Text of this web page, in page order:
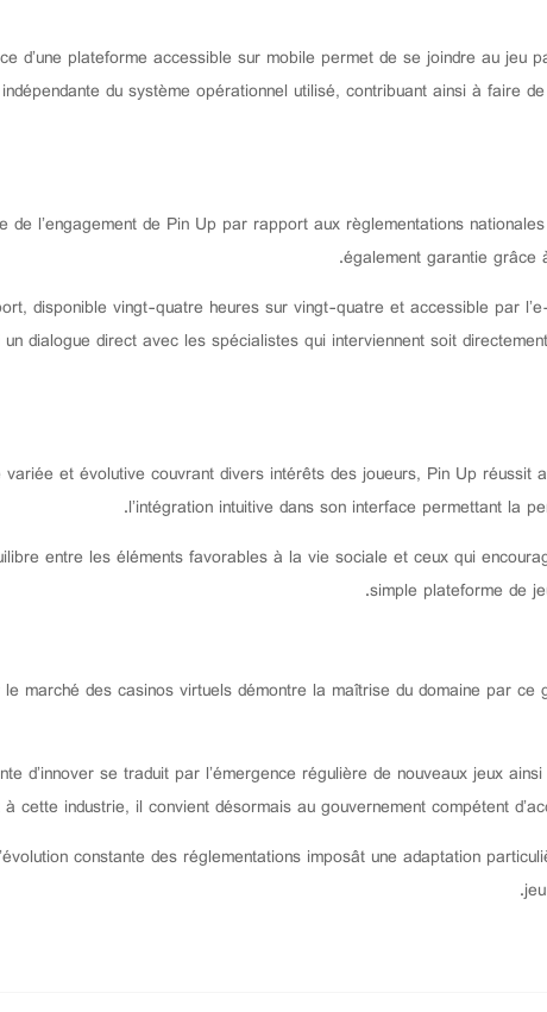
d’une plateforme accessible sur mobile permet de se joindre au
du système opérationnel utilisé, contribuant ainsi à faire
de l’engagement de Pin Up par rapport aux règlementations
également garantie grâce
disponible vingt-quatre heures sur vingt-quatre et accessible par
dialogue direct avec les spécialistes qui interviennent soit
variée et évolutive couvrant divers intérêts des joueurs, Pin Up
l’intégration intuitive dans son interface permettant la
entre les éléments favorables à la vie sociale et ceux qui
simple plateforme de
marché des casinos virtuels démontre la maîtrise du domaine par
d’innover se traduit par l’émergence régulière de nouveaux jeux
cette industrie, il convient désormais au gouvernement compétent
constante des réglementations imposât une adaptation